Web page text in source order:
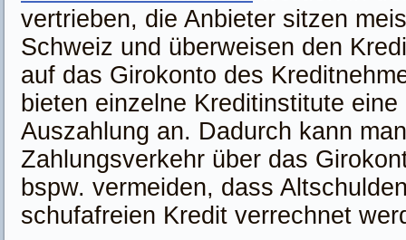
vertrieben, die Anbieter sitzen
Schweiz und überweisen den
auf das Girokonto des
bieten einzelne Kreditinstitute eine
Auszahlung an. Dadurch kann
Zahlungsverkehr über das
bspw. vermeiden, dass
schufafreien Kredit verrechnet